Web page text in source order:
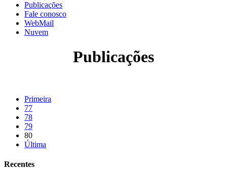
Publicações
Fale conosco
WebMail
Nuvem
Publicações
Primeira
77
78
79
80
Última
Recentes